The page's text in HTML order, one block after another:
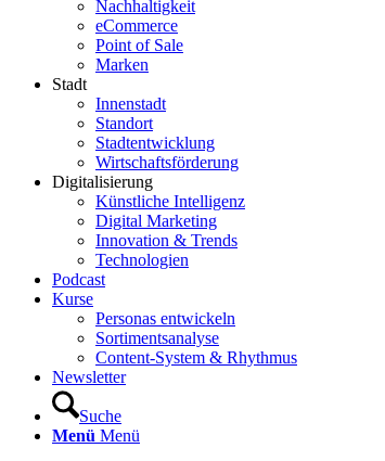
Nachhaltigkeit
eCommerce
Point of Sale
Marken
Stadt
Innenstadt
Standort
Stadtentwicklung
Wirtschaftsförderung
Digitalisierung
Künstliche Intelligenz
Digital Marketing
Innovation & Trends
Technologien
Podcast
Kurse
Personas entwickeln
Sortimentsanalyse
Content-System & Rhythmus
Newsletter
Suche
Menü Menü